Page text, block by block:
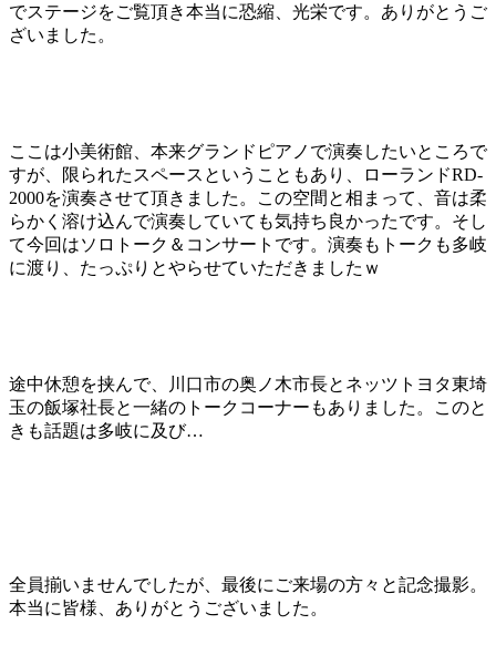
でステージをご覧頂き本当に恐縮、光栄です。ありがと うご
ざいました。
ここは小美術館、本来グランドピアノで演奏したいところで
すが、限られたスペースということもあり、ローランドRD-
2000を演奏させて頂きました。この空間と相ま って、音は柔
らかく溶け込んで演奏していても気持ち良かったです。そし
て今回はソロトーク＆コンサートです。演奏もトークも多岐
に渡り、たっぷりとやらせていただきましたｗ
途中休憩を挟んで、川口市の奥ノ木市長とネッツトヨタ東埼
玉の飯塚社長と一緒のトークコーナーもありました。こ のと
きも話題は多岐に及び…
全員揃いませんでしたが、最後にご来場の方々と記念撮影。
本当に皆様、ありがとうございました。